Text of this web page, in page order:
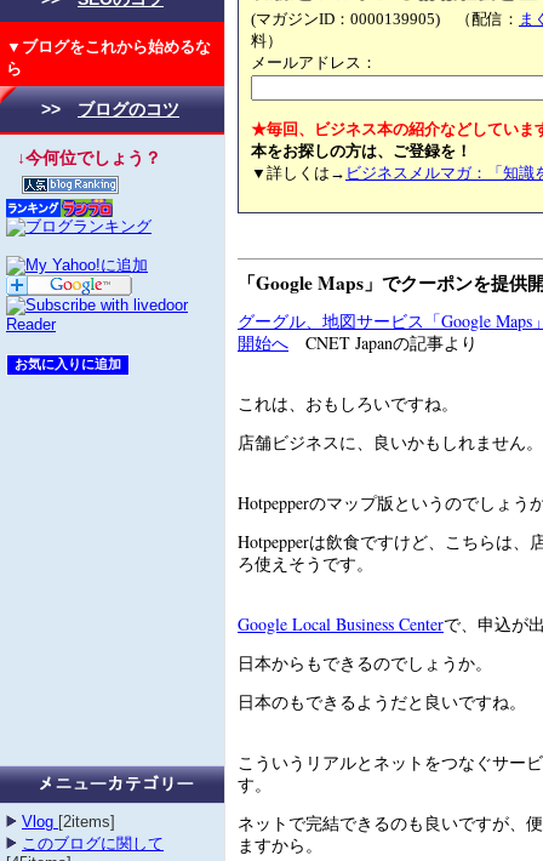
▼ブログをこれから始めるな
ら
>> ブログのコツ
↓今何位でしょう？
Vlog [2items]
このブログに関して
(マガジンID：0000139905) （配信： ま
料）
メールアドレス：
★毎回、ビジネス本の紹介などしていま
本をお探しの方は、ご登録を！
▼詳しくは→ ビジネスメルマガ：「知識
「Google Maps」でクーポンを提供
グーグル、地図サービス「Google Maps
開始へ CNET Japanの記事より
これは、おもしろいですね。
店舗ビジネスに、良いかもしれません。
Hotpepperのマップ版というのでしょう
Hotpepperは飲食ですけど、こちらは、
ろ使えそうです。
Google Local Business Centerで、申込が
日本からもできるのでしょうか。
日本のもできるようだと良いですね。
こういうリアルとネットをつなぐサー
す。
ネットで完結できるのも良いですが、
ますから。